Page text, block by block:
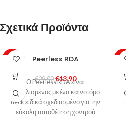
Σχετικά Προϊόντα
-52% Peerless RDA
€29,00 €13,90
Ο Peerless RDA είναι
εξοπλισμένος με ένα καινοτόμο
deck ειδικά σχεδιασμένο για την
εύκολη τοποθέτηση χοντρού
-